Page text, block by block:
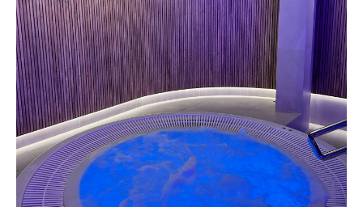
ZOBACZ NASZ BASEN